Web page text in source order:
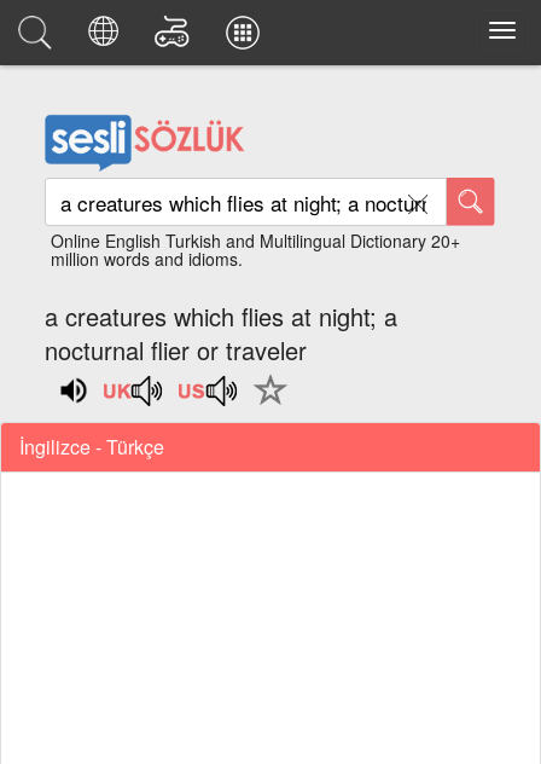
Online English Turkish and Multilingual Dictionary 20+
million words and idioms.
a creatures which flies at night; a
nocturnal flier or traveler
İngilizce - Türkçe